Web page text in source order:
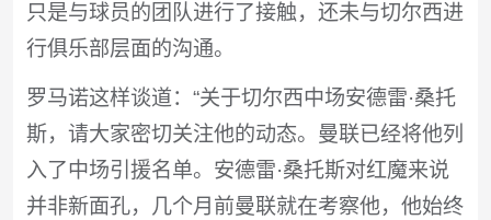
只是与球员的团队进行了接触，还未与切尔西进
行俱乐部层面的沟通。
罗马诺这样谈道：“关于切尔西中场安德雷·桑托
斯，请大家密切关注他的动态。曼联已经将他列
入了中场引援名单。安德雷·桑托斯对红魔来说
并非新面孔，几个月前曼联就在考察他，他始终